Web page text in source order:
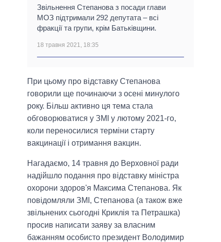
Звільнення Степанова з посади глави
МОЗ підтримали 292 депутата – всі
фракції та групи, крім Батьківщини.
18 травня 2021, 18:35
При цьому про відставку Степанова
говорили ще починаючи з осені минулого
року. Більш активно ця тема стала
обговорюватися у ЗМІ у лютому 2021-го,
коли переносилися терміни старту
вакцинації і отримання вакцин.
Нагадаємо, 14 травня до Верховної ради
надійшло подання про відставку міністра
охорони здоров'я Максима Степанова. Як
повідомляли ЗМІ, Степанова (а також вже
звільнених сьогодні Криклія та Петрашка)
просив написати заяву за власним
бажанням особисто президент Володимир